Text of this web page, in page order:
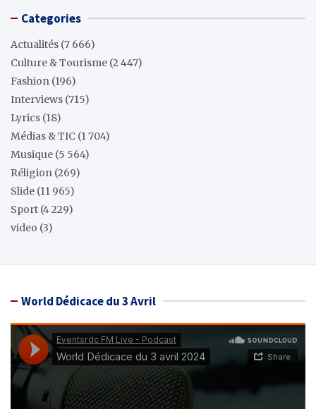
Categories
Actualités (7 666)
Culture & Tourisme (2 447)
Fashion (196)
Interviews (715)
Lyrics (18)
Médias & TIC (1 704)
Musique (5 564)
Réligion (269)
Slide (11 965)
Sport (4 229)
video (3)
World Dédicace du 3 Avril